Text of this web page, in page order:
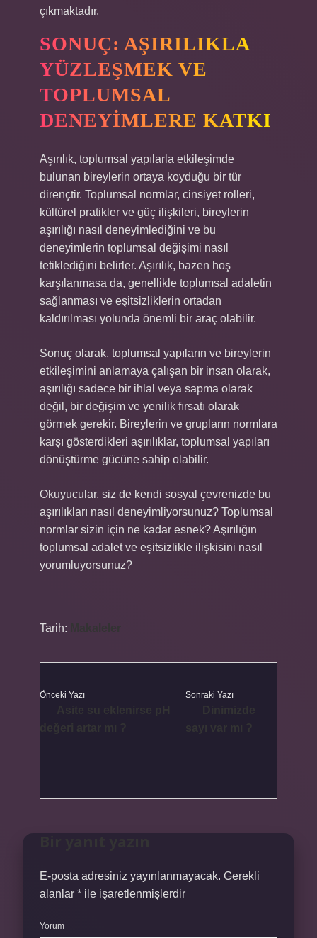
çıkmaktadır.
SONUÇ: AŞIRILIKLA
YÜZLEŞMEK VE
TOPLUMSAL
DENEYIMLERE KATKI
Aşırılık, toplumsal yapılarla etkileşimde
bulunan bireylerin ortaya koyduğu bir tür
dirençtir. Toplumsal normlar, cinsiyet rolleri,
kültürel pratikler ve güç ilişkileri, bireylerin
aşırılığı nasıl deneyimlediğini ve bu
deneyimlerin toplumsal değişimi nasıl
tetiklediğini belirler. Aşırılık, bazen hoş
karşılanmasa da, genellikle toplumsal adaletin
sağlanması ve eşitsizliklerin ortadan
kaldırılması yolunda önemli bir araç olabilir.
Sonuç olarak, toplumsal yapıların ve bireylerin
etkileşimini anlamaya çalışan bir insan olarak,
aşırılığı sadece bir ihlal veya sapma olarak
değil, bir değişim ve yenilik fırsatı olarak
görmek gerekir. Bireylerin ve grupların normlara
karşı gösterdikleri aşırılıklar, toplumsal yapıları
dönüştürme gücüne sahip olabilir.
Okuyucular, siz de kendi sosyal çevrenizde bu
aşırılıkları nasıl deneyimliyorsunuz? Toplumsal
normlar sizin için ne kadar esnek? Aşırılığın
toplumsal adalet ve eşitsizlikle ilişkisini nasıl
yorumluyorsunuz?
Tarih:
Önceki Yazı Sonraki Yazı
E-posta adresiniz yayınlanmayacak. Gerekli
alanlar * ile işaretlenmişlerdir
Yorum